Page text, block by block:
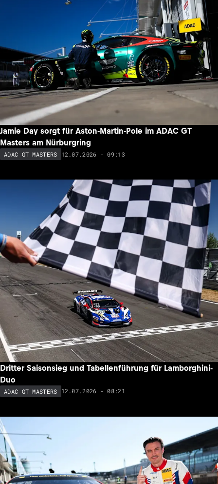
Jamie Day sorgt für Aston-Martin-Pole im ADAC GT
Masters am Nürburgring
ADAC GT MASTERS 12.07.2026 - 09:13
Dritter Saisonsieg und Tabellenführung für Lamborghini-
Duo
ADAC GT MASTERS 12.07.2026 - 08:21